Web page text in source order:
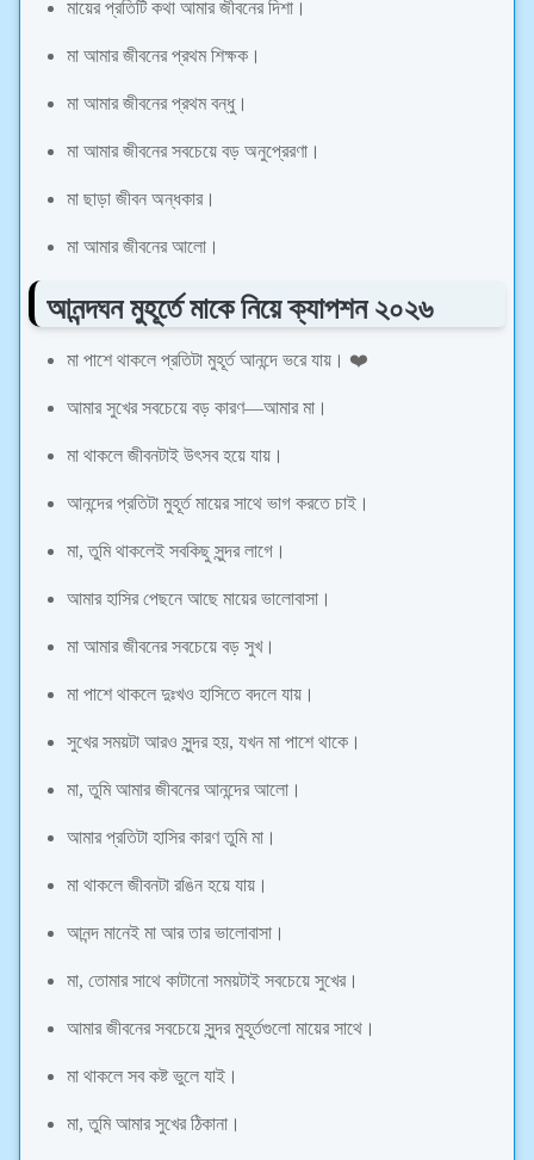
মায়ের প্রতিটি কথা আমার জীবনের দিশা।
মা আমার জীবনের প্রথম শিক্ষক।
মা আমার জীবনের প্রথম বন্ধু।
মা আমার জীবনের সবচেয়ে বড় অনুপ্রেরণা।
মা ছাড়া জীবন অন্ধকার।
মা আমার জীবনের আলো।
আনন্দঘন মুহূর্তে মাকে নিয়ে ক্যাপশন ২০২৬
মা পাশে থাকলে প্রতিটা মুহূর্ত আনন্দে ভরে যায়। ❤️
আমার সুখের সবচেয়ে বড় কারণ—আমার মা।
মা থাকলে জীবনটাই উৎসব হয়ে যায়।
আনন্দের প্রতিটা মুহূর্ত মায়ের সাথে ভাগ করতে চাই।
মা, তুমি থাকলেই সবকিছু সুন্দর লাগে।
আমার হাসির পেছনে আছে মায়ের ভালোবাসা।
মা আমার জীবনের সবচেয়ে বড় সুখ।
মা পাশে থাকলে দুঃখও হাসিতে বদলে যায়।
সুখের সময়টা আরও সুন্দর হয়, যখন মা পাশে থাকে।
মা, তুমি আমার জীবনের আনন্দের আলো।
আমার প্রতিটা হাসির কারণ তুমি মা।
মা থাকলে জীবনটা রঙিন হয়ে যায়।
আনন্দ মানেই মা আর তার ভালোবাসা।
মা, তোমার সাথে কাটানো সময়টাই সবচেয়ে সুখের।
আমার জীবনের সবচেয়ে সুন্দর মুহূর্তগুলো মায়ের সাথে।
মা থাকলে সব কষ্ট ভুলে যাই।
মা, তুমি আমার সুখের ঠিকানা।